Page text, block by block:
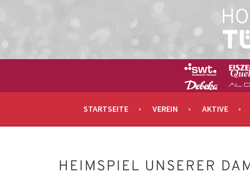
CLUB TÜBINGEN
STARTSEITE VEREIN AKTIVE
HEIMSPIEL UNSERER